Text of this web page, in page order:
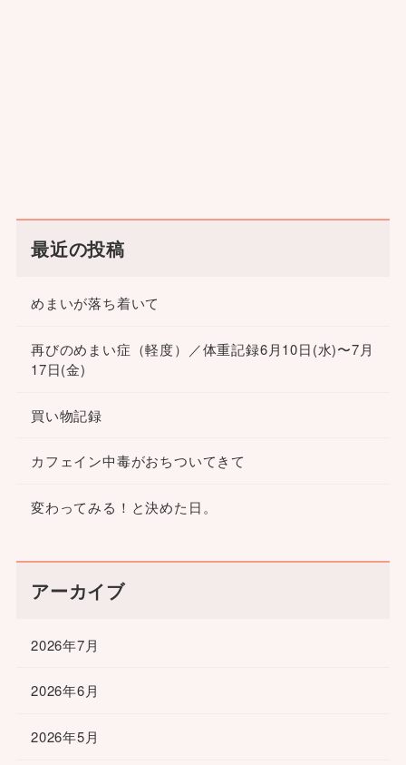
最近の投稿
めまいが落ち着いて
再びのめまい症（軽度）／体重記録6月10日(水)〜7月
17日(金)
買い物記録
カフェイン中毒がおちついてきて
変わってみる！と決めた日。
アーカイブ
2026年7月
2026年6月
2026年5月